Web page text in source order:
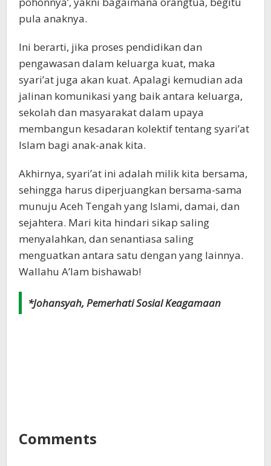
pula anaknya.
Ini berarti, jika proses pendidikan dan
pengawasan dalam keluarga kuat, maka
syari’at juga akan kuat. Apalagi kemudian ada
jalinan komunikasi yang baik antara keluarga,
sekolah dan masyarakat dalam upaya
membangun kesadaran kolektif tentang syari’at
Islam bagi anak-anak kita.
Akhirnya, syari’at ini adalah milik kita bersama,
sehingga harus diperjuangkan bersama-sama
munuju Aceh Tengah yang Islami, damai, dan
sejahtera. Mari kita hindari sikap saling
menyalahkan, dan senantiasa saling
menguatkan antara satu dengan yang lainnya.
Wallahu A’lam bishawab!
*Johansyah, Pemerhati Sosial Keagamaan
Comments